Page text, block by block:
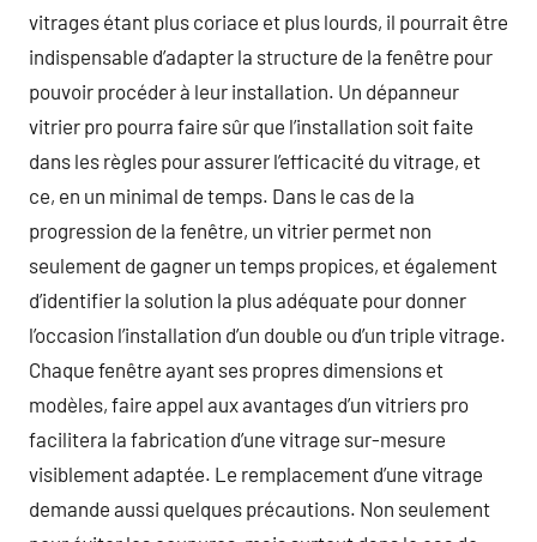
vitrages étant plus coriace et plus lourds, il pourrait être
indispensable d’adapter la structure de la fenêtre pour
pouvoir procéder à leur installation. Un dépanneur
vitrier pro pourra faire sûr que l’installation soit faite
dans les règles pour assurer l’efficacité du vitrage, et
ce, en un minimal de temps. Dans le cas de la
progression de la fenêtre, un vitrier permet non
seulement de gagner un temps propices, et également
d’identifier la solution la plus adéquate pour donner
l’occasion l’installation d’un double ou d’un triple vitrage.
Chaque fenêtre ayant ses propres dimensions et
modèles, faire appel aux avantages d’un vitriers pro
facilitera la fabrication d’une vitrage sur-mesure
visiblement adaptée. Le remplacement d’une vitrage
demande aussi quelques précautions. Non seulement